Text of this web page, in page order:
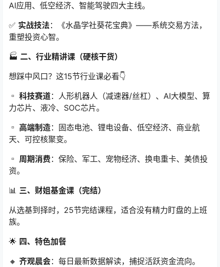
AI应用、低空经济、智能驾驶四大主线。
✅ 实战技法 ：《水晶学社葵花宝典》——系统交易方法，
重塑投资心智。
🏭 二、行业精讲课（硬核干货）
想踩中风口？这15节行业课必看👇
▫️ 科技赛道：人形机器人（减速器/丝杠）、AI大模型、算
力芯片、液冷、SOC芯片。
▫️ 高端制造：固态电池、锂电设备、低空经济、商业航
天、可控核聚变。
▫️ 周期消费 ：保险、军工、宠物经济、换电重卡、美债投
资。
📊 三、财姐基金课（完结）
从选基到择时，25节完结课程，适合没有精力盯盘的上班
族。
🌟 四、特色加餐
🔸 齐观晨会：每日最新数据解读，捕捉活跃资金流向。